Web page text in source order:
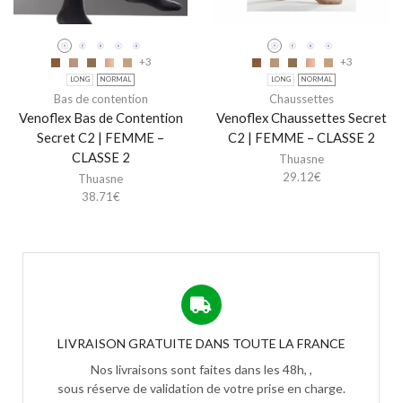
+3
LONG NORMAL
Bas de contention
Venoflex Bas de Contention
Secret C2 | FEMME –
CLASSE 2
Thuasne
38.71€
+3
LONG NORMAL
Chaussettes
Venoflex Chaussettes Secret
C2 | FEMME – CLASSE 2
Thuasne
29.12€
LIVRAISON GRATUITE DANS TOUTE LA FRANCE
Nos livraisons sont faites dans les 48h, ,
sous réserve de validation de votre prise en charge.